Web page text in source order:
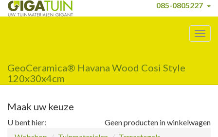
085-0805227
GeoCeramica® Havana Wood Cosi Style
120x30x4cm
Maak uw keuze
Geen producten in winkelwagen
U bent hier: